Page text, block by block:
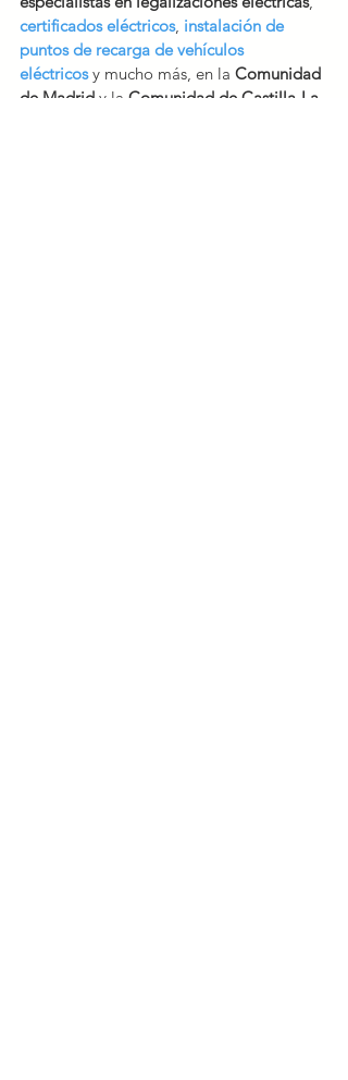
certificados eléctricos, instalación de
puntos de recarga de vehículos
eléctricos y mucho más, en la Comunidad
de Madrid y la Comunidad de Castilla-La